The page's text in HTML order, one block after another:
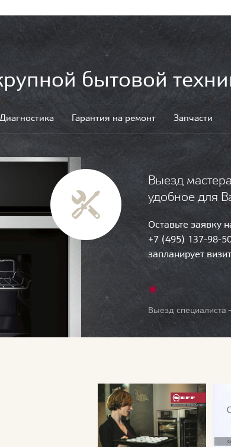
бытовой
Диагностика Гарантия на ремонт Запчасти
Выезд
удобное для
Оставьте заявку
+7 (495) 137-98-
запланирует
Выезд специалиста